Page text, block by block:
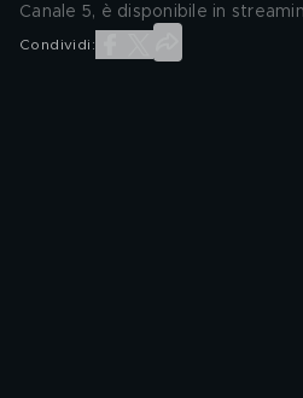
Canale 5, è disponibile in
Condividi: